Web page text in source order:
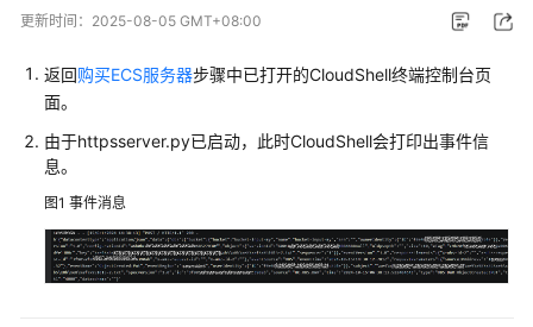
动
产
介
绍
计
费
说
更新时间： 2025-08-05 GMT+08:00
返回购买ECS服务器步骤中已打开的CloudShell终端控制台页
面。
由于httpsserver.py已启动，此时CloudShell会打印出事件信
息。
图1 事件消息